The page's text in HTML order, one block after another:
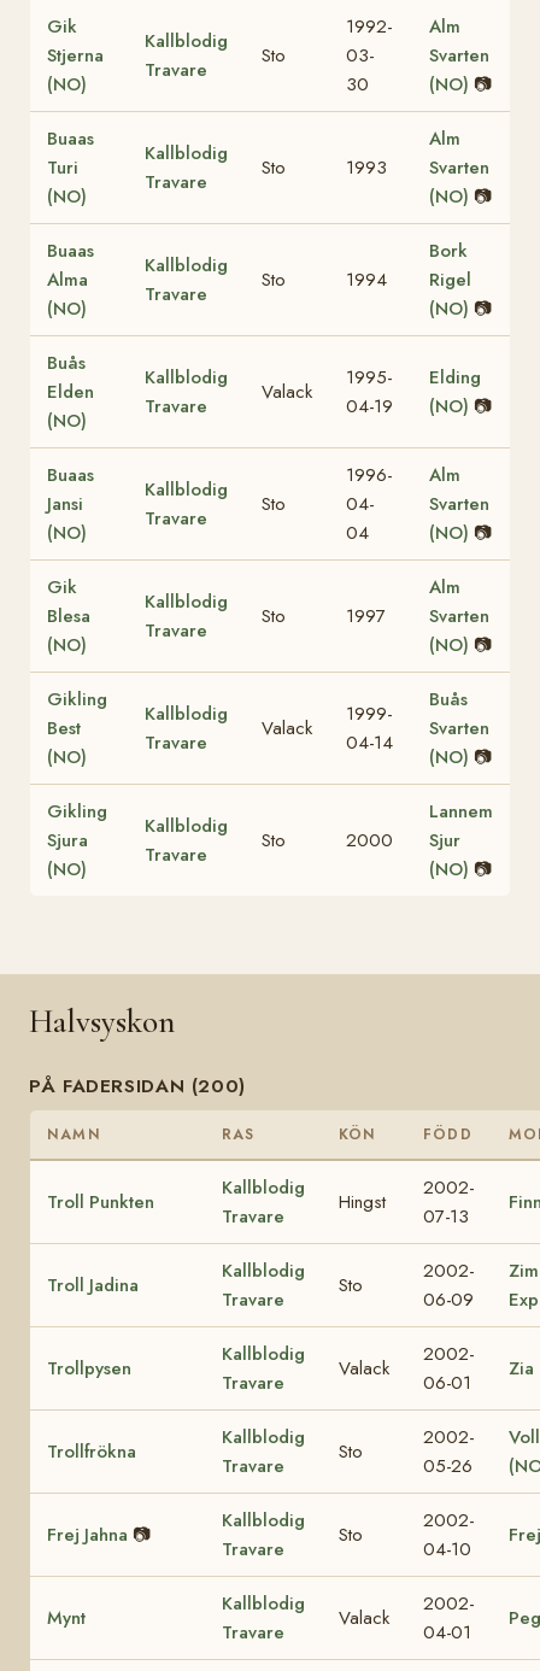
Gik
Stjerna
(NO)
Kallblodig
Travare
Sto
1992-
03-
30
Alm
Svarten
(NO) 📷
Buaas
Turi
(NO)
Kallblodig
Travare
Sto 1993
Alm
Svarten
(NO) 📷
Buaas
Alma
(NO)
Kallblodig
Travare
Sto 1994
Bork
Rigel
(NO) 📷
Buås
Elden
(NO)
Kallblodig
Travare
Valack
1995-
04-19
Elding
(NO) 📷
Buaas
Jansi
(NO)
Kallblodig
Travare
Sto
1996-
04-
04
Alm
Svarten
(NO) 📷
Gik
Blesa
(NO)
Kallblodig
Travare
Sto 1997
Alm
Svarten
(NO) 📷
Gikling
Best
(NO)
Kallblodig
Travare
Valack
1999-
04-14
Buås
Svarten
(NO) 📷
Gikling
Sjura
(NO)
Kallblodig
Travare
Sto 2000
Lannem
Sjur
(NO) 📷
Halvsyskon
PÅ FADERSIDAN (200)
NAMN RAS KÖN FÖDD
Troll Punkten
Kallblodig
Travare
Hingst
2002-
07-13
Troll Jadina
Kallblodig
Travare
Sto
2002-
06-09
Trollpysen
Kallblodig
Travare
Valack
2002-
06-01
Zia
Trollfrökna
Kallblodig
Travare
Sto
2002-
05-26
Frej Jahna 📷
Kallblodig
Travare
Sto
2002-
04-10
Mynt
Kallblodig
Travare
Valack
2002-
04-01